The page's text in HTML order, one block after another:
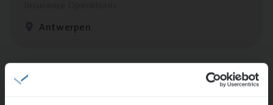
Antwerpen
Cor­po­ra­te Insu­ran­ce Bro­ker Property